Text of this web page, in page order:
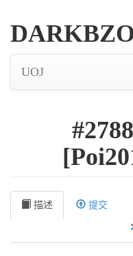
UOJ
描述 提交